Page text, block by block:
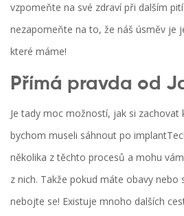
vzpomeňte na své zdraví při dalším
nezapomeňte na to, že náš úsměv je
které máme!
Přímá pravda od
Je tady moc možností, jak si zachovat
bychom museli sáhnout po
několika z těchto procesů a mohu
z nich. Takže pokud máte obavy nebo
nebojte se! Existuje mnoho dalších